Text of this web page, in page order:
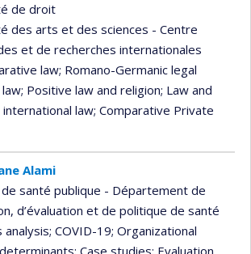
de droit
des arts et des sciences - Centre
et de recherches internationales
law; Romano-Germanic legal
law; Positive law and religion; Law and
law; Comparative Private
Alami
de santé publique - Département de
d’évaluation et de politique de santé
; COVID-19; Organizational